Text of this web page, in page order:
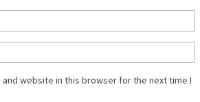
and website in this browser for the next time I